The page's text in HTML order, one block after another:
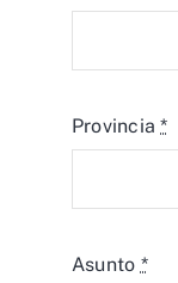
Provincia*
Asunto *